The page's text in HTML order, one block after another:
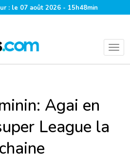
: le 07 août 2026 - 15h48min
Agai en
League la